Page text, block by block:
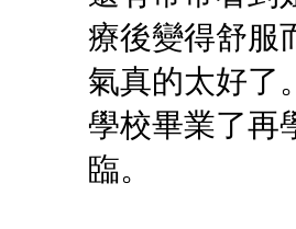
療後變得舒服
氣真的太好了
學校畢業了再
臨。